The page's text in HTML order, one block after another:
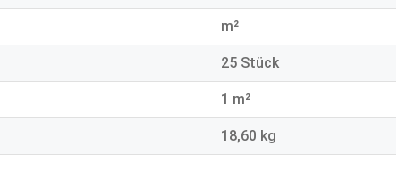
m²
25 Stück
1 m²
18,60 kg